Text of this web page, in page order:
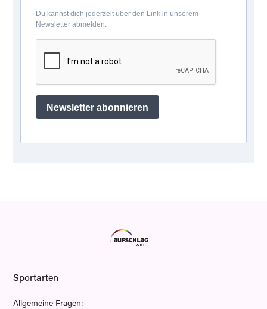
Du kannst dich jederzeit über den Link in unserem
Newsletter abmelden.
Newsletter abonnieren
Sportarten
Allgemeine Fragen: